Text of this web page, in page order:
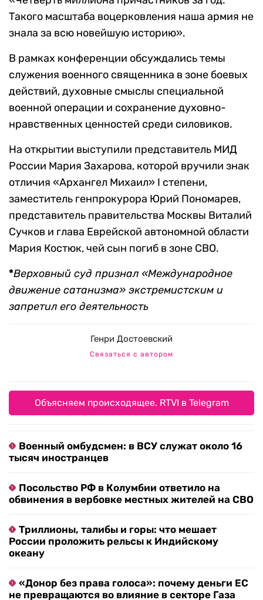
Такого масштаба воцерковления наша армия не
знала за всю новейшую историю».
В рамках конференции обсуждались темы
служения военного священника в зоне боевых
действий, духовные смыслы специальной
военной операции и сохранение духовно-
нравственных ценностей среди силовиков.
На открытии выступили представитель МИД
России Мария Захарова, которой вручили знак
отличия «Архангел Михаил» I степени,
заместитель генпрокурора Юрий Пономарев,
представитель правительства Москвы Виталий
Сучков и глава Еврейской автономной области
Мария Костюк, чей сын погиб в зоне СВО.
*Верховный суд признал «Международное
движение сатанизма» экстремистским и
запретил его деятельность
Генри Достоевский
Связаться с автором
Объясняем происходящее. RTVI в Telegram
Военный омбудсмен: в ВСУ служат около 16
тысяч иностранцев
Посольство РФ в Колумбии ответило на
обвинения в вербовке местных жителей на СВО
Триллионы, талибы и горы: что мешает
России проложить рельсы к Индийскому
океану
«Донор без права голоса»: почему деньги ЕС
не превращаются во влияние в секторе Газа